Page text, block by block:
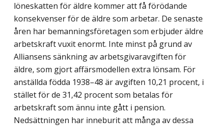
löneskatten för äldre kommer att få förödande
konsekvenser för de äldre som arbetar. De senaste
åren har bemanningsföretagen som erbjuder äldre
arbetskraft vuxit enormt. Inte minst på grund av
Alliansens sänkning av arbetsgivaravgiften för
äldre, som gjort affärsmodellen extra lönsam. För
anställda födda 1938–48 är avgiften 10,21 procent, i
stället för de 31,42 procent som betalas för
arbetskraft som ännu inte gått i pension.
Nedsättningen har inneburit att många av dessa